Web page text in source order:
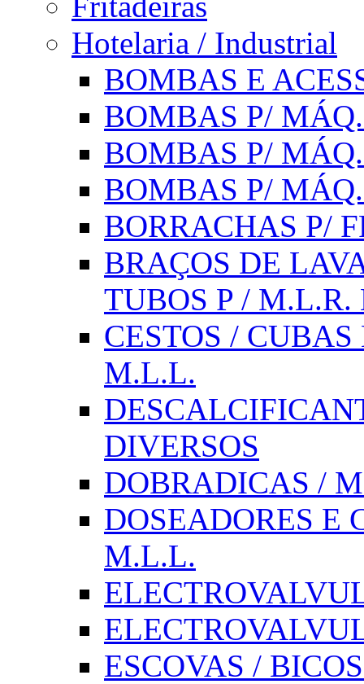
Hotelaria / Industrial
BOMBAS E
BOMBAS P/
BOMBAS P/
BOMBAS P/
BORRACHAS P/
BRAÇOS DE
TUBOS P /
CESTOS /
M.L.L.
DIVERSOS
DOBRADICAS /
DOSEADORES E
M.L.L.
ESCOVAS /